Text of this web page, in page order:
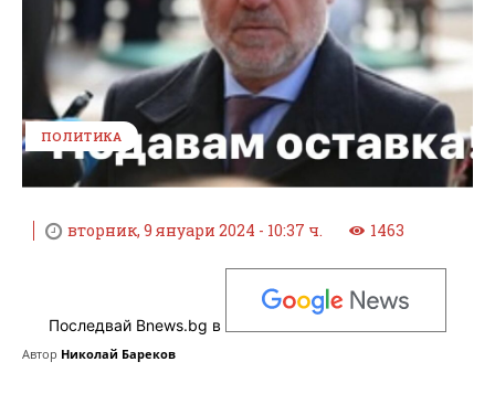
ПОЛИТИКА
вторник, 9 януари 2024 - 10:37 ч. 1463
Последвай Bnews.bg в
Автор Николай Бареков